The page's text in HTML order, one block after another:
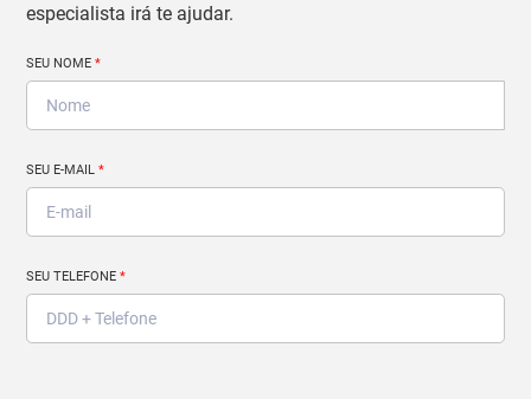
especialista irá te ajudar.
SEU NOME*
SEU E-MAIL*
SEU TELEFONE*